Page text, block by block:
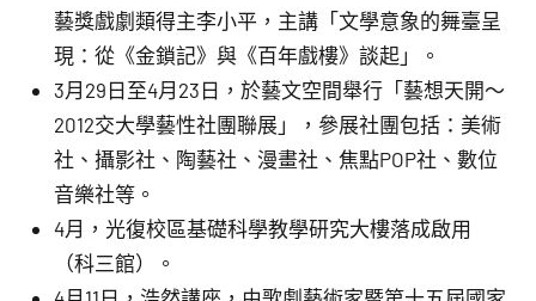
藝獎戲劇類得主李小平，主講「文學意象的舞臺呈
現：從《金鎖記》與《百年戲樓》談起」。
3月29日至4月23日，於藝文空間舉行「藝想天開～
2012交大學藝性社團聯展」，參展社團包括：美術
社、攝影社、陶藝社、漫畫社、焦點POP社、數位
音樂社等。
4月，光復校區基礎科學教學研究大樓落成啟用
（科三館）。